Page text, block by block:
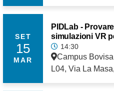
SET
15
MAR
PIDLab -
simulazioni VR
14:30
Campus
L04, Via La